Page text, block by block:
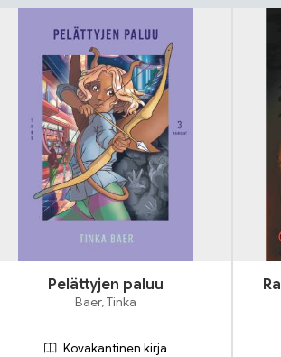
alku
Pelättyjen paluu
Baer, Tinka
Kovakantinen kirja